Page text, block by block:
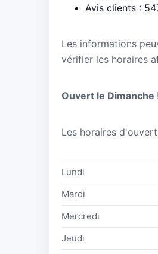
Avis clients :
Les informations
vérifier les horaires
Ouvert le Dimanche
Les horaires
Lundi
Mardi
Mercredi
Jeudi